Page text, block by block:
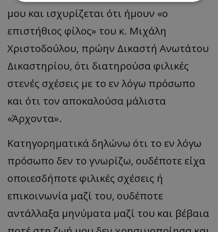
μου και ισχυρίζεται ότι ήμουν «ο
επιστήθιος φίλος» του κ. Μιχάλη
Χριστοδούλου, πρώην Δικαστή Ανωτάτου
Δικαστηρίου, ότι διατηρούσα φιλικές
στενές σχέσεις με το εν λόγω πρόσωπο
και ότι τον αποκαλούσα μάλιστα
«Άρχοντα».
Κατηγορηματικά δηλώνω ότι το εν λόγω
πρόσωπο δεν το γνωρίζω, ουδέποτε είχα
οποιεσδήποτε φιλικές σχέσεις ή
επικοινωνία μαζί του, ουδέποτε
αντάλλαξα μηνύματα μαζί του και βέβαια
Απολύτως απαραίτητα
Στόχευσης
Λειτουργικότητας
Μη ταξινομημένα
Τα απολύτως απαραίτητα cookies επιτρέπουν
σύνδεση χρήστη και τη διαχείριση λογαριασμού.
Ο ιστότοπος δεν μπορεί να χρησιμοποιηθεί σωστά
χωρίς τα απολύτως απαραίτητα cookies.
ASP.NET_SessionId
Microsoft Corporation